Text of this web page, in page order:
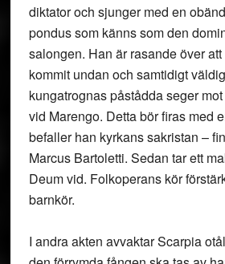
diktator och sjunger med en
pondus som känns som den
salongen. Han är rasande över
kommit undan och samtidigt
kungatrognas påstådda seger
vid Marengo. Detta bör firas med
befaller han kyrkans sakristan –
Marcus Bartoletti. Sedan tar ett
Deum vid. Folkoperans kör
barnkör.
I andra akten avvaktar Scarpia